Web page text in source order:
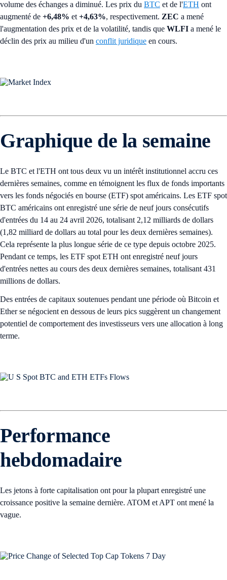
volume des échanges a diminué. Les prix du BTC et de l'ETH ont
augmenté de +6,48% et +4,63%, respectivement. ZEC a mené
l'augmentation des prix et de la volatilité, tandis que WLFI a mené le
déclin des prix au milieu d'un conflit juridique en cours.
Graphique de la semaine
Le BTC et l'ETH ont tous deux vu un intérêt institutionnel accru ces
dernières semaines, comme en témoignent les flux de fonds importants
vers les fonds négociés en bourse (ETF) spot américains. Les ETF spot
BTC américains ont enregistré une série de neuf jours consécutifs
d'entrées du 14 au 24 avril 2026, totalisant 2,12 milliards de dollars
(1,82 milliard de dollars au total pour les deux dernières semaines).
Cela représente la plus longue série de ce type depuis octobre 2025.
Pendant ce temps, les ETF spot ETH ont enregistré neuf jours
d'entrées nettes au cours des deux dernières semaines, totalisant 431
millions de dollars.
Des entrées de capitaux soutenues pendant une période où Bitcoin et
Ether se négocient en dessous de leurs pics suggèrent un changement
potentiel de comportement des investisseurs vers une allocation à long
terme.
Performance
hebdomadaire
Les jetons à forte capitalisation ont pour la plupart enregistré une
croissance positive la semaine dernière. ATOM et APT ont mené la
vague.